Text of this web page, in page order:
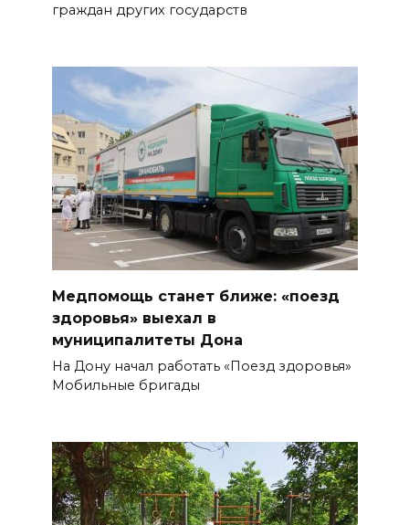
граждан других государств
Медпомощь станет ближе: «поезд
здоровья» выехал в
муниципалитеты Дона
На Дону начал работать «Поезд здоровья»
Мобильные бригады